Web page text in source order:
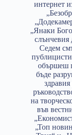
интернет
„Янаки
Седем
обършеш
бъде
на
във
„Топ